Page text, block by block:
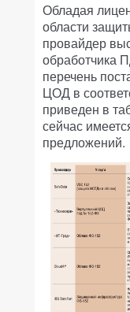
Обладая
области
провайдер
обработчика
перечень
ЦОД в
приведен в
сейчас
предложений.